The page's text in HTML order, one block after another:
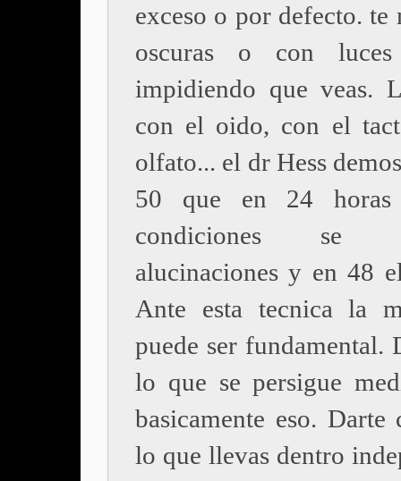
exceso o por defecto. te
oscuras o con luces
impidiendo que veas.
con el oido, con el
olfato... el dr Hess
50 que en 24 horas
condiciones se
alucinaciones y en 48
Ante esta tecnica la
puede ser fundamental.
lo que se persigue
basicamente eso. Darte
lo que llevas dentro